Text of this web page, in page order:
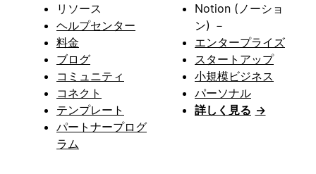
リソース
ヘルプセンター
料金
ブログ
コミュニティ
コネクト
テンプレート
パートナープログ
ラム
Notion (ノーショ
ン) －
エンタープライズ
スタートアップ
小規模ビジネス
パーソナル
詳しく見る →